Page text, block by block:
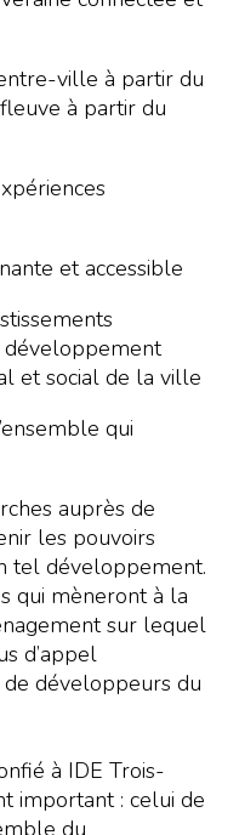
ville à partir du
à partir du
et accessible
développement
et social de la ville
qui
auprès de
les pouvoirs
tel développement.
qui mèneront à la
sur lequel
d’appel
de développeurs du
à IDE Trois-
important : celui de